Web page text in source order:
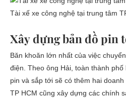
Tài xế xe công nghệ tại trung tâm
Xây dựng bản đồ pin
Băn khoăn lớn nhất của việc
điện. Theo ông Hải, toàn thành
pin và sắp tới sẽ có thêm hai
TP HCM cũng xây dựng các chính